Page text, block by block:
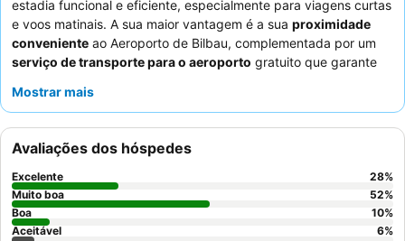
estadia funcional e eficiente, especialmente para viagens curtas
e voos matinais. A sua maior vantagem é a sua proximidade
conveniente ao Aeroporto de Bilbau, complementada por um
serviço de transporte para o aeroporto gratuito que garante
consistentemente a
experiência mais tranquila, os hóspedes devem solicitar um
quarto virado para longe da autoestrada e das áreas comuns.
Mostrar mais
Avaliações dos hóspedes
Excelente 28%
Muito boa
52%
Boa
10%
Aceitável
6%